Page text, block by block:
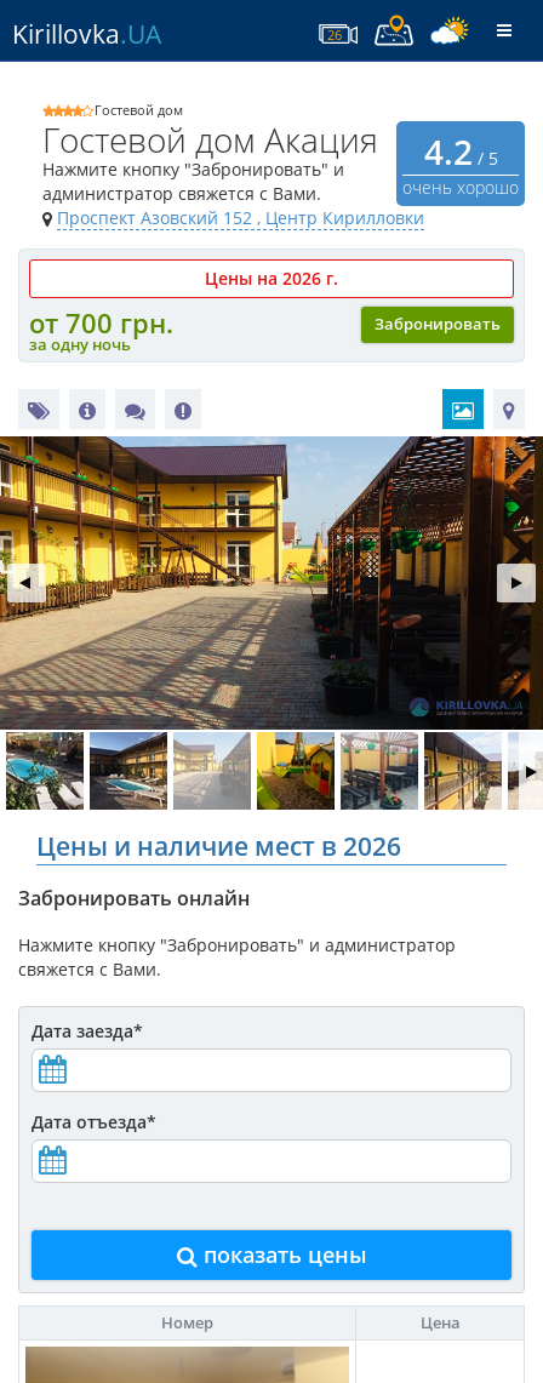
Kirillovka.UA 26
4.2 / 5
очень хорошо
Гостевой дом
Гостевой дом Акация
Нажмите кнопку "Забронировать" и
администратор свяжется с Вами.
Проспект Азовский 152 , Центр Кирилловки
Цены на 2026 г.
Забронировать
от 700 грн.
за одну ночь
Цены и наличие мест в 2026
Забронировать онлайн
Нажмите кнопку "Забронировать" и администратор
свяжется с Вами.
Дата заезда*
Дата отъезда*
показать цены
Номер Цена